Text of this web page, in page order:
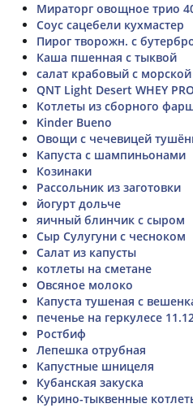
Мираторг овощное трио
Соус сацебели кухмастер
Пирог творожн. с
Каша пшенная с тыквой
салат крабовый с
QNT Light Desert WHEY
Котлеты из сборного
Kinder Bueno
Овощи с чечевицей
Капуста с шампиньонами
Козинаки
Рассольник из заготовки
йогурт дольче
яичный блинчик с сыром
Сыр Сулугуни с чесноком
Салат из капусты
котлеты на сметане
Овсяное молоко
Капуста тушеная с
печенье на геркулесе
Ростбиф
Лепешка отрубная
Капустные шницеля
Кубанская закуска
Курино-тыквенные